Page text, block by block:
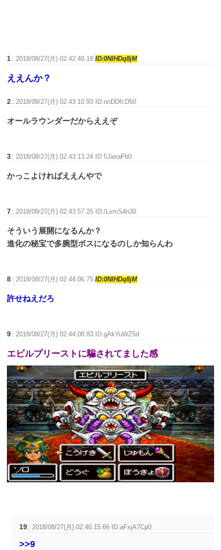
1 : 2018/08/27(月) 02:42:48.18ID:0NlHDq8jM
ええんか？
2 : 2018/08/27(月) 02:43:10.93 ID:nnDDfcD50
オールラウンダーだからええぞ
3 : 2018/08/27(月) 02:43:13.24 ID:5JieraFb0
かっこよければええんやで
7 : 2018/08/27(月) 02:43:57.25 ID:/LxmS4n30
そういう展開になるんか？
進化の秘宝で多腕型ボスになるのしか知らんわ
8 :2018/08/27(月) 02:44:06.75ID:0NlHDq8jM
許せねえだろ
9 :2018/08/27(月) 02:44:08.83 ID:gAkYuWZ5d
エビルプリーストに騙されてました感
19 :2018/08/27(月) 02:46:15.66 ID:aFxjA7Cp0
>>9